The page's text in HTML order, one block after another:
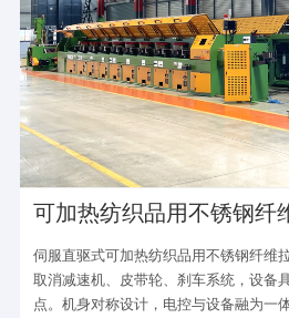
可加热纺织品用不锈钢纤
伺服直驱式可加热纺织品用不锈钢纤维
取消减速机、皮带轮、刹车系统，设备
点。机身对称设计，电控与设备融为一